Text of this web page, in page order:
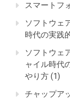
スマートフ
ソフトウェ
時代の実践
ソフトウェ
ャイル時代
やり方 (1)
チャップア